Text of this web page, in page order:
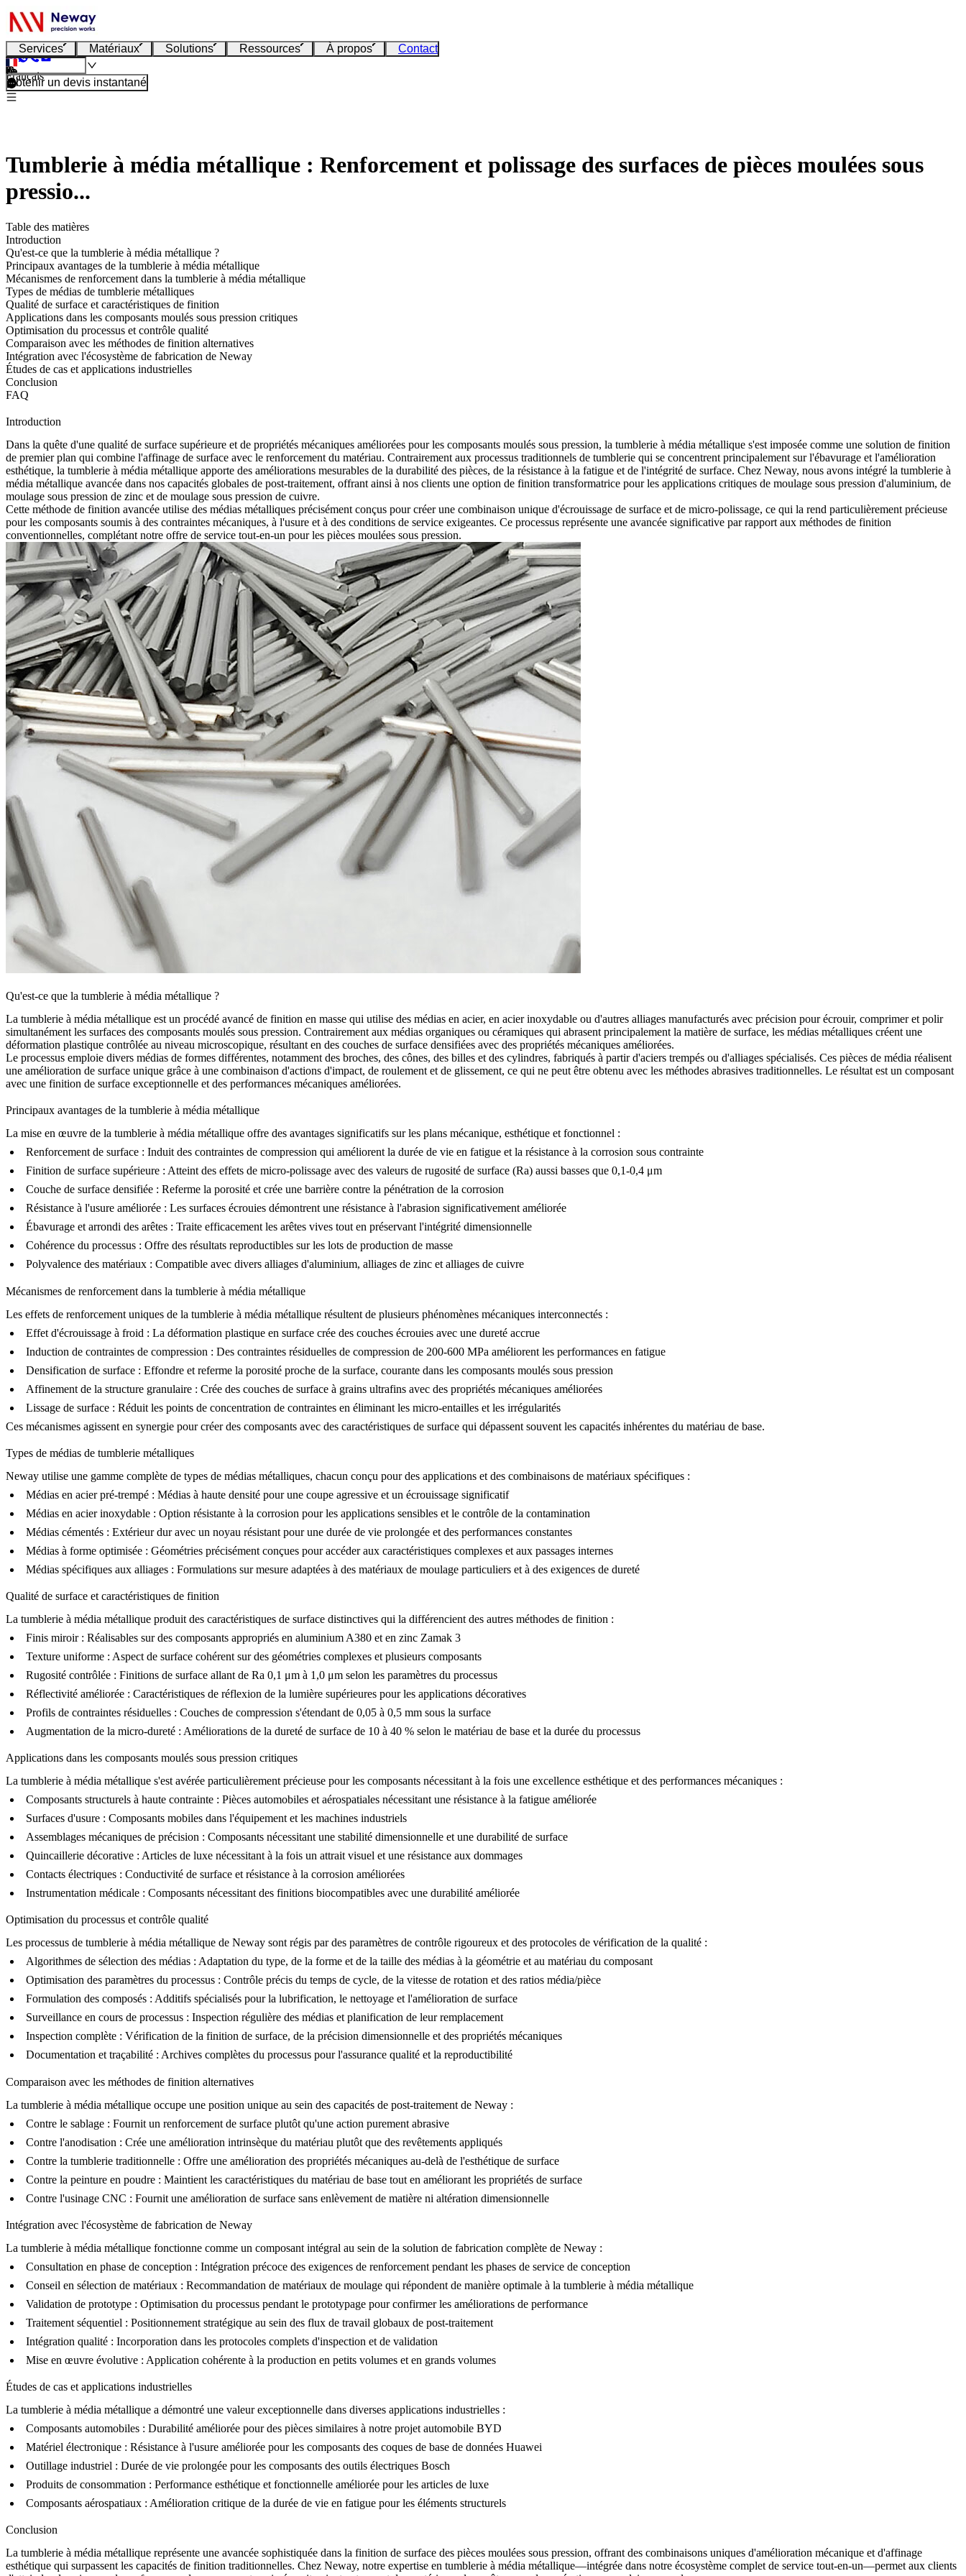
Services Matériaux Solutions Ressources À propos Contact
Français
Obtenir un devis instantané
Tumblerie à média métallique : Renforcement et polissage des surfaces de pièces moulées sous
pressio...
Table des matières
Introduction
Qu'est-ce que la tumblerie à média métallique ?
Principaux avantages de la tumblerie à média métallique
Mécanismes de renforcement dans la tumblerie à média métallique
Types de médias de tumblerie métalliques
Qualité de surface et caractéristiques de finition
Applications dans les composants moulés sous pression critiques
Optimisation du processus et contrôle qualité
Comparaison avec les méthodes de finition alternatives
Intégration avec l'écosystème de fabrication de Neway
Études de cas et applications industrielles
Conclusion
FAQ
Introduction
Dans la quête d'une qualité de surface supérieure et de propriétés mécaniques améliorées pour les composants moulés sous pression, la tumblerie à média métallique s'est imposée comme une solution de finition
de premier plan qui combine l'affinage de surface avec le renforcement du matériau. Contrairement aux processus traditionnels de tumblerie qui se concentrent principalement sur l'ébavurage et l'amélioration
esthétique, la tumblerie à média métallique apporte des améliorations mesurables de la durabilité des pièces, de la résistance à la fatigue et de l'intégrité de surface. Chez Neway, nous avons intégré la tumblerie à
média métallique avancée dans nos capacités globales de post-traitement, offrant ainsi à nos clients une option de finition transformatrice pour les applications critiques de moulage sous pression d'aluminium, de
moulage sous pression de zinc et de moulage sous pression de cuivre.
Cette méthode de finition avancée utilise des médias métalliques précisément conçus pour créer une combinaison unique d'écrouissage de surface et de micro-polissage, ce qui la rend particulièrement précieuse
pour les composants soumis à des contraintes mécaniques, à l'usure et à des conditions de service exigeantes. Ce processus représente une avancée significative par rapport aux méthodes de finition
conventionnelles, complétant notre offre de service tout-en-un pour les pièces moulées sous pression.
Qu'est-ce que la tumblerie à média métallique ?
La tumblerie à média métallique est un procédé avancé de finition en masse qui utilise des médias en acier, en acier inoxydable ou d'autres alliages manufacturés avec précision pour écrouir, comprimer et polir
simultanément les surfaces des composants moulés sous pression. Contrairement aux médias organiques ou céramiques qui abrasent principalement la matière de surface, les médias métalliques créent une
déformation plastique contrôlée au niveau microscopique, résultant en des couches de surface densifiées avec des propriétés mécaniques améliorées.
Le processus emploie divers médias de formes différentes, notamment des broches, des cônes, des billes et des cylindres, fabriqués à partir d'aciers trempés ou d'alliages spécialisés. Ces pièces de média réalisent
une amélioration de surface unique grâce à une combinaison d'actions d'impact, de roulement et de glissement, ce qui ne peut être obtenu avec les méthodes abrasives traditionnelles. Le résultat est un composant
avec une finition de surface exceptionnelle et des performances mécaniques améliorées.
Principaux avantages de la tumblerie à média métallique
La mise en œuvre de la tumblerie à média métallique offre des avantages significatifs sur les plans mécanique, esthétique et fonctionnel :
Renforcement de surface : Induit des contraintes de compression qui améliorent la durée de vie en fatigue et la résistance à la corrosion sous contrainte
Finition de surface supérieure : Atteint des effets de micro-polissage avec des valeurs de rugosité de surface (Ra) aussi basses que 0,1-0,4 μm
Couche de surface densifiée : Referme la porosité et crée une barrière contre la pénétration de la corrosion
Résistance à l'usure améliorée : Les surfaces écrouies démontrent une résistance à l'abrasion significativement améliorée
Ébavurage et arrondi des arêtes : Traite efficacement les arêtes vives tout en préservant l'intégrité dimensionnelle
Cohérence du processus : Offre des résultats reproductibles sur les lots de production de masse
Polyvalence des matériaux : Compatible avec divers alliages d'aluminium, alliages de zinc etalliages de cuivre
Mécanismes de renforcement dans la tumblerie à média métallique
Les effets de renforcement uniques de la tumblerie à média métallique résultent de plusieurs phénomènes mécaniques interconnectés :
Effet d'écrouissage à froid : La déformation plastique en surface crée des couches écrouies avec une dureté accrue
Induction de contraintes de compression : Des contraintes résiduelles de compression de 200-600 MPa améliorent les performances en fatigue
Densification de surface : Effondre et referme la porosité proche de la surface, courante dans les composants moulés sous pression
Affinement de la structure granulaire : Crée des couches de surface à grains ultrafins avec des propriétés mécaniques améliorées
Lissage de surface : Réduit les points de concentration de contraintes en éliminant les micro-entailles et les irrégularités
Ces mécanismes agissent en synergie pour créer des composants avec des caractéristiques de surface qui dépassent souvent les capacités inhérentes du matériau de base.
Types de médias de tumblerie métalliques
Neway utilise une gamme complète de types de médias métalliques, chacun conçu pour des applications et des combinaisons de matériaux spécifiques :
Médias en acier pré-trempé : Médias à haute densité pour une coupe agressive et un écrouissage significatif
Médias en acier inoxydable : Option résistante à la corrosion pour les applications sensibles et le contrôle de la contamination
Médias cémentés : Extérieur dur avec un noyau résistant pour une durée de vie prolongée et des performances constantes
Médias à forme optimisée : Géométries précisément conçues pour accéder aux caractéristiques complexes et aux passages internes
Médias spécifiques aux alliages : Formulations sur mesure adaptées à des matériaux de moulage particuliers et à des exigences de dureté
Qualité de surface et caractéristiques de finition
La tumblerie à média métallique produit des caractéristiques de surface distinctives qui la différencient des autres méthodes de finition :
Finis miroir : Réalisables sur des composants appropriés en aluminium A380 et en zinc Zamak 3
Texture uniforme : Aspect de surface cohérent sur des géométries complexes et plusieurs composants
Rugosité contrôlée : Finitions de surface allant de Ra 0,1 μm à 1,0 μm selon les paramètres du processus
Réflectivité améliorée : Caractéristiques de réflexion de la lumière supérieures pour les applications décoratives
Profils de contraintes résiduelles : Couches de compression s'étendant de 0,05 à 0,5 mm sous la surface
Augmentation de la micro-dureté : Améliorations de la dureté de surface de 10 à 40 % selon le matériau de base et la durée du processus
Applications dans les composants moulés sous pression critiques
La tumblerie à média métallique s'est avérée particulièrement précieuse pour les composants nécessitant à la fois une excellence esthétique et des performances mécaniques :
Composants structurels à haute contrainte : Pièces automobiles et aérospatiales nécessitant une résistance à la fatigue améliorée
Surfaces d'usure : Composants mobiles dans l'équipement et les machines industriels
Assemblages mécaniques de précision : Composants nécessitant une stabilité dimensionnelle et une durabilité de surface
Quincaillerie décorative : Articles de luxe nécessitant à la fois un attrait visuel et une résistance aux dommages
Contacts électriques : Conductivité de surface et résistance à la corrosion améliorées
Instrumentation médicale : Composants nécessitant des finitions biocompatibles avec une durabilité améliorée
Optimisation du processus et contrôle qualité
Les processus de tumblerie à média métallique de Neway sont régis par des paramètres de contrôle rigoureux et des protocoles de vérification de la qualité :
Algorithmes de sélection des médias : Adaptation du type, de la forme et de la taille des médias à la géométrie et au matériau du composant
Optimisation des paramètres du processus : Contrôle précis du temps de cycle, de la vitesse de rotation et des ratios média/pièce
Formulation des composés : Additifs spécialisés pour la lubrification, le nettoyage et l'amélioration de surface
Surveillance en cours de processus : Inspection régulière des médias et planification de leur remplacement
Inspection complète : Vérification de la finition de surface, de la précision dimensionnelle et des propriétés mécaniques
Documentation et traçabilité : Archives complètes du processus pour l'assurance qualité et la reproductibilité
Comparaison avec les méthodes de finition alternatives
La tumblerie à média métallique occupe une position unique au sein des capacités de post-traitement de Neway :
Contre le sablage : Fournit un renforcement de surface plutôt qu'une action purement abrasive
Contre l'anodisation : Crée une amélioration intrinsèque du matériau plutôt que des revêtements appliqués
Contre la tumblerie traditionnelle : Offre une amélioration des propriétés mécaniques au-delà de l'esthétique de surface
Contre la peinture en poudre : Maintient les caractéristiques du matériau de base tout en améliorant les propriétés de surface
Contre l'usinage CNC : Fournit une amélioration de surface sans enlèvement de matière ni altération dimensionnelle
Intégration avec l'écosystème de fabrication de Neway
La tumblerie à média métallique fonctionne comme un composant intégral au sein de la solution de fabrication complète de Neway :
Consultation en phase de conception : Intégration précoce des exigences de renforcement pendant les phases de service de conception
Conseil en sélection de matériaux : Recommandation de matériaux de moulage qui répondent de manière optimale à la tumblerie à média métallique
Validation de prototype : Optimisation du processus pendant le prototypage pour confirmer les améliorations de performance
Traitement séquentiel : Positionnement stratégique au sein des flux de travail globaux de post-traitement
Intégration qualité : Incorporation dans les protocoles complets d'inspection et de validation
Mise en œuvre évolutive : Application cohérente à la production en petits volumes et en grands volumes
Études de cas et applications industrielles
La tumblerie à média métallique a démontré une valeur exceptionnelle dans diverses applications industrielles :
Composants automobiles : Durabilité améliorée pour des pièces similaires à notre projet automobile BYD
Matériel électronique : Résistance à l'usure améliorée pour les composants des coques de base de données Huawei
Outillage industriel : Durée de vie prolongée pour les composants des outils électriques Bosch
Produits de consommation : Performance esthétique et fonctionnelle améliorée pour les articles de luxe
Composants aérospatiaux : Amélioration critique de la durée de vie en fatigue pour les éléments structurels
Conclusion
La tumblerie à média métallique représente une avancée sophistiquée dans la finition de surface des pièces moulées sous pression, offrant des combinaisons uniques d'amélioration mécanique et d'affinage
esthétique qui surpassent les capacités de finition traditionnelles. Chez Neway, notre expertise en tumblerie à média métallique—intégrée dans notre écosystème complet de service tout-en-un—permet aux clients